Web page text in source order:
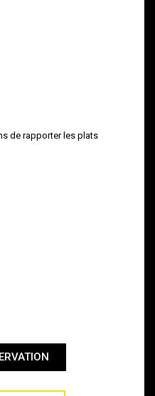
de rapporter les plats